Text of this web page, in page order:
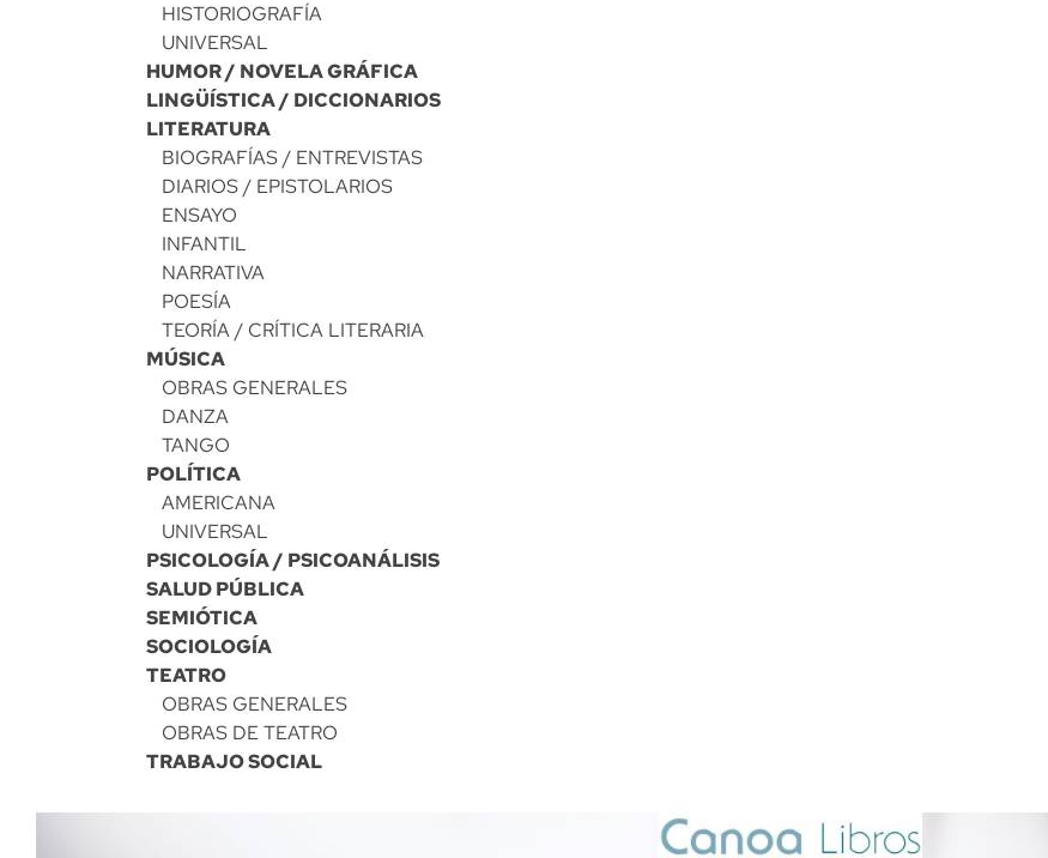
HISTORIOGRAFÍA
UNIVERSAL
HUMOR / NOVELA GRÁFICA
LINGÜÍSTICA / DICCIONARIOS
LITERATURA
BIOGRAFÍAS / ENTREVISTAS
DIARIOS / EPISTOLARIOS
ENSAYO
INFANTIL
NARRATIVA
POESÍA
TEORÍA / CRÍTICA LITERARIA
MÚSICA
OBRAS GENERALES
DANZA
TANGO
POLÍTICA
AMERICANA
UNIVERSAL
PSICOLOGÍA / PSICOANÁLISIS
SALUD PÚBLICA
SEMIÓTICA
SOCIOLOGÍA
TEATRO
OBRAS GENERALES
OBRAS DE TEATRO
TRABAJO SOCIAL